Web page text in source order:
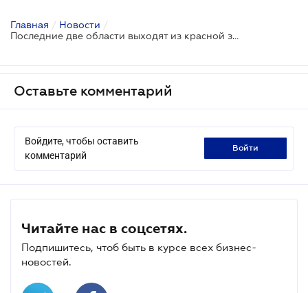
Главная / Новости /
Последние две области выходят из красной зоны карантина
Оставьте комментарий
Войдите, чтобы оставить
комментарий
войти
Читайте нас в соцсетях.
Подпишитесь, чтоб быть в курсе всех бизнес-
новостей.